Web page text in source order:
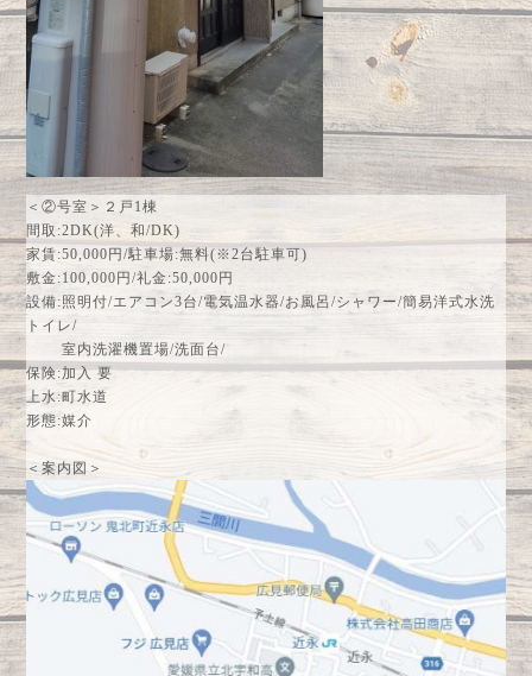
＜②号室＞２戸1棟
間取:2DK(洋、和/DK)
家賃:50,000円/駐車場:無料(※2台駐車可)
敷金:100,000円/礼金:50,000円
設備:照明付/エアコン3台/電気温水器/お風呂/シャワー/簡易洋式水洗
トイレ/
室内洗濯機置場/洗面台/
保険:加入 要
上水:町水道
形態:媒介
＜案内図＞